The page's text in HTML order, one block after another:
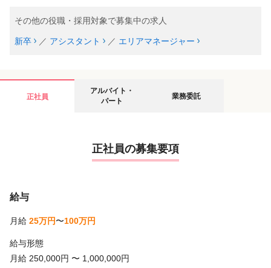
その他の役職・採用対象で募集中の求人
新卒 ／ アシスタント ／ エリアマネージャー
正社員
アルバイト・
パート
業務委託
正社員の募集要項
給与
月給 25万円〜100万円
給与形態
月給 250,000円 〜 1,000,000円